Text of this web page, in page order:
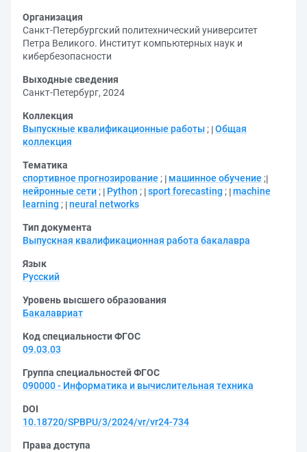
Организация
Санкт-Петербургский политехнический университет
Петра Великого. Институт компьютерных наук и
кибербезопасности
Выходные сведения
Санкт-Петербург, 2024
Коллекция
Выпускные квалификационные работы ; Общая
коллекция
Тематика
спортивное прогнозирование ; машинное обучение ;
нейронные сети ; Python ; sport forecasting ; machine
learning ; neural networks
Тип документа
Выпускная квалификационная работа бакалавра
Язык
Русский
Уровень высшего образования
Бакалавриат
Код специальности ФГОС
09.03.03
Группа специальностей ФГОС
090000 - Информатика и вычислительная техника
DOI
10.18720/SPBPU/3/2024/vr/vr24-734
Права доступа